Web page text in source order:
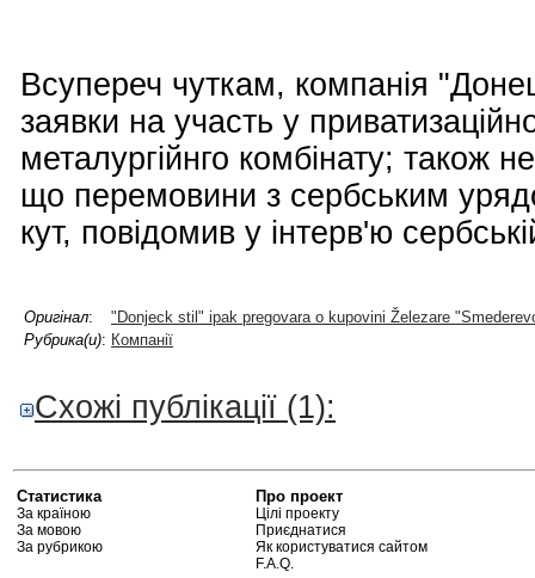
Всупереч чуткам, компанія
заявки на участь у
металургійнго комбінату; також
що перемовини з сербським
кут, повідомив у інтерв'ю
Оригінал:
"Donjeck stil" ipak pregovara o kupovini Železare
Рубрика(и): Компанії
Схожі публікації (1):
Статистика
За країною
За мовою
За рубрикою
Про проект
Цілі проекту
Приєднатися
Як користуватися сайтом
F.A.Q.